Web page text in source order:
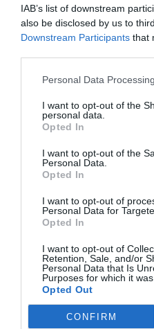
IAB’s list of downstream
also be disclosed by us to
Downstream Participants that
Personal Data
I want to opt-out of the
personal data.
Opted In
I want to opt-out of the
Personal Data.
Opted In
I want to opt-out of
Personal Data for
Opted In
I want to opt-out of
Retention, Sale, and/or
Personal Data that Is
Purposes for which it was
Opted Out
CONFIRM
Poleg ofenzivne
ima Venezuela
zaščito– torej
proti ameriškim
država je velika, obala
sistem ne more
napada ameriških sil.
V primeru visoko
kombinirane operacije
ali bo Venezuela
upre ameriškim silam,
tehnološko prednost.